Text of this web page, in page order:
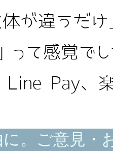
が違うだけ
」って感覚
Line Pay、
。ご意見・